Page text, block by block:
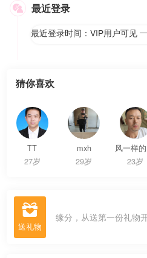
 最近登录
最近登录时间：VIP用户可见
猜你喜欢
TT
27岁
mxh
29岁
23岁
 缘分，从送第一份礼物